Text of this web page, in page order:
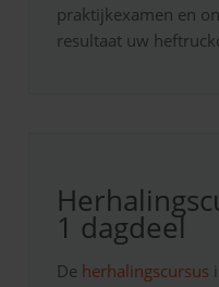
praktijkexamen en
resultaat uw
1 dagdeel
De herhalingscursus